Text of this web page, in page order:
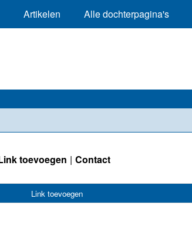
Artikelen Alle dochterpagina's
toevoegen Contact
Link toevoegen